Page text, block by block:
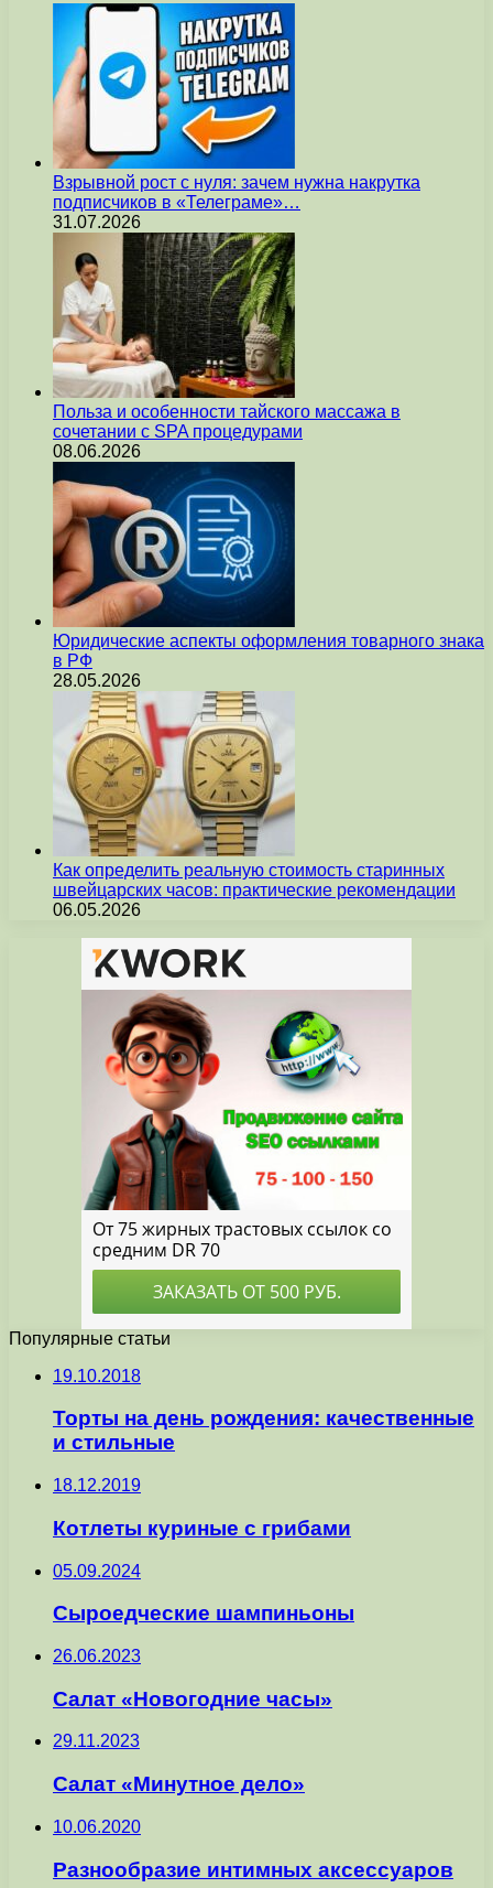
Взрывной рост с нуля: зачем нужна накрутка
подписчиков в «Телеграме»…
31.07.2026
Польза и особенности тайского массажа в
сочетании с SPA процедурами
08.06.2026
Юридические аспекты оформления товарного знака
в РФ
28.05.2026
Как определить реальную стоимость старинных
швейцарских часов: практические рекомендации
06.05.2026
Популярные статьи
19.10.2018
Торты на день рождения: качественные
и стильные
18.12.2019
Котлеты куриные с грибами
05.09.2024
Сыроедческие шампиньоны
26.06.2023
Салат «Новогодние часы»
29.11.2023
Салат «Минутное дело»
10.06.2020
Разнообразие интимных аксессуаров